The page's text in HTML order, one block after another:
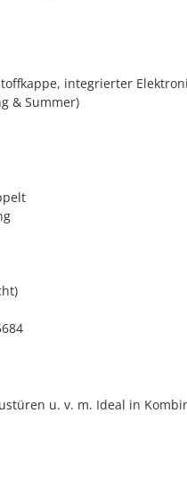
integrierter
& Summer)
u. v. m. Ideal in